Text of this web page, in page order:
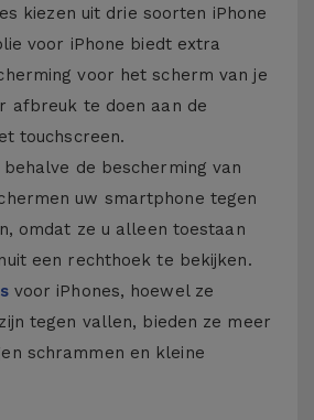
kiezen uit drie soorten iPhone
voor iPhone biedt extra
voor het scherm van je
afbreuk te doen aan de
touchscreen.
behalve de bescherming van
uw smartphone tegen
omdat ze u alleen toestaan
een rechthoek te bekijken.
voor iPhones, hoewel ze
tegen vallen, bieden ze meer
schrammen en kleine